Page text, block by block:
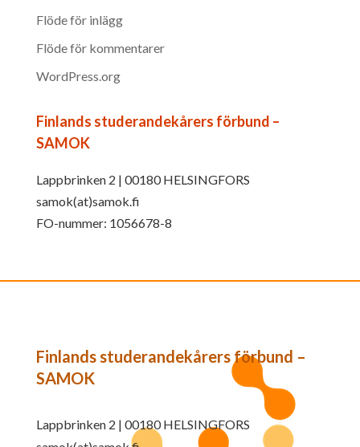
Flöde för inlägg
Flöde för kommentarer
WordPress.org
Finlands studerandekårers förbund –
SAMOK
Lappbrinken 2 | 00180 HELSINGFORS
samok(at)samok.fi
FO-nummer: 1056678-8
Finlands studerandekårers förbund –
SAMOK
Lappbrinken 2 | 00180 HELSINGFORS